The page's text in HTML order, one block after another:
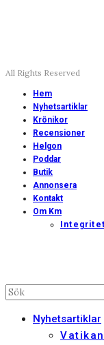
All Rights Reserved
Hem
Nyhetsartiklar
Krönikor
Recensioner
Helgon
Poddar
Butik
Annonsera
Kontakt
Om Km
Nyhetsartiklar